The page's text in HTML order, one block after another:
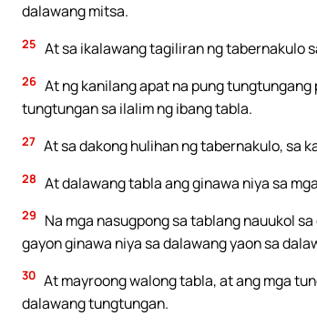
dalawang mitsa.
25 At sa ikalawang tagiliran ng tabernakulo
26 At ng kanilang apat na pung
tungtungan sa ilalim ng ibang tabla.
27 At sa dakong hulihan ng tabernakulo, sa
28 At dalawang tabla ang ginawa niya sa
29
Na mga nasugpong sa tablang nauukol
gayon ginawa niya sa dalawang yaon sa
30 At mayroong walong tabla, at ang mga
dalawang tungtungan.